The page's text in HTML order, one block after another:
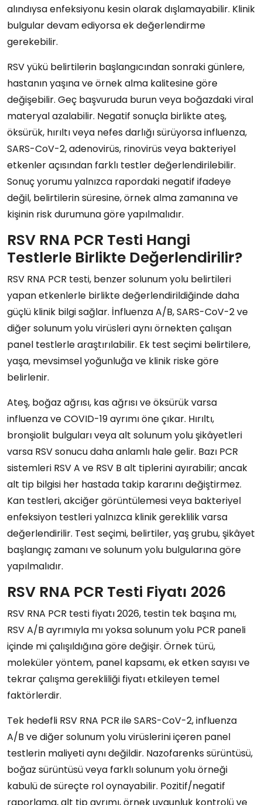
alındıysa enfeksiyonu kesin olarak dışlamayabilir. Klinik
bulgular devam ediyorsa ek değerlendirme
gerekebilir.
RSV yükü belirtilerin başlangıcından sonraki günlere,
hastanın yaşına ve örnek alma kalitesine göre
değişebilir. Geç başvuruda burun veya boğazdaki viral
materyal azalabilir. Negatif sonuçla birlikte ateş,
öksürük, hırıltı veya nefes darlığı sürüyorsa influenza,
SARS-CoV-2, adenovirüs, rinovirüs veya bakteriyel
etkenler açısından farklı testler değerlendirilebilir.
Sonuç yorumu yalnızca rapordaki negatif ifadeye
değil, belirtilerin süresine, örnek alma zamanına ve
kişinin risk durumuna göre yapılmalıdır.
RSV RNA PCR Testi Hangi
Testlerle Birlikte Değerlendirilir?
RSV RNA PCR testi, benzer solunum yolu belirtileri
yapan etkenlerle birlikte değerlendirildiğinde daha
güçlü klinik bilgi sağlar. İnfluenza A/B, SARS-CoV-2 ve
diğer solunum yolu virüsleri aynı örnekten çalışan
panel testlerle araştırılabilir. Ek test seçimi belirtilere,
yaşa, mevsimsel yoğunluğa ve klinik riske göre
belirlenir.
Ateş, boğaz ağrısı, kas ağrısı ve öksürük varsa
influenza ve COVID-19 ayrımı öne çıkar. Hırıltı,
bronşiolit bulguları veya alt solunum yolu şikâyetleri
varsa RSV sonucu daha anlamlı hale gelir. Bazı PCR
sistemleri RSV A ve RSV B alt tiplerini ayırabilir; ancak
alt tip bilgisi her hastada takip kararını değiştirmez.
Kan testleri, akciğer görüntülemesi veya bakteriyel
enfeksiyon testleri yalnızca klinik gereklilik varsa
değerlendirilir. Test seçimi, belirtiler, yaş grubu, şikâyet
başlangıç zamanı ve solunum yolu bulgularına göre
yapılmalıdır.
RSV RNA PCR Testi Fiyatı 2026
RSV RNA PCR testi fiyatı 2026, testin tek başına mı,
RSV A/B ayrımıyla mı yoksa solunum yolu PCR paneli
içinde mi çalışıldığına göre değişir. Örnek türü,
moleküler yöntem, panel kapsamı, ek etken sayısı ve
tekrar çalışma gerekliliği fiyatı etkileyen temel
faktörlerdir.
Tek hedefli RSV RNA PCR ile SARS-CoV-2, influenza
A/B ve diğer solunum yolu virüslerini içeren panel
testlerin maliyeti aynı değildir. Nazofarenks sürüntüsü,
boğaz sürüntüsü veya farklı solunum yolu örneği
kabulü de süreçte rol oynayabilir. Pozitif/negatif